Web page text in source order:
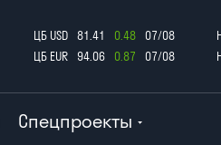
ЦБ USD 81.41 0.48
07/08
ЦБ EUR
94.06 0.87 07/08
Спецпроекты